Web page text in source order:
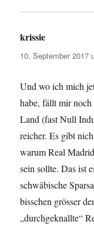
krissie
10. September 2017
Und wo ich mich
habe, fällt mir noch
Land (fast Null
reicher. Es gibt
warum Real
sein sollte. Das ist
schwäbische
bisschen grösser
„durchgeknallte“